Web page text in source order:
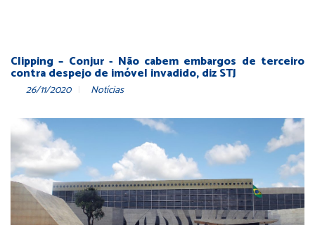
Clipping – Conjur - Não cabem embargos de terceiro
contra despejo de imóvel invadido, diz STJ
26/11/2020 Notícias